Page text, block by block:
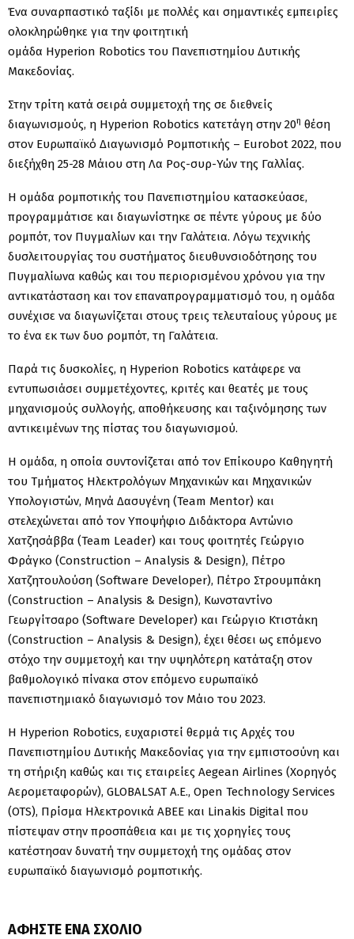
Ένα συναρπαστικό ταξίδι με πολλές και σημαντικές εμπειρίες
ολοκληρώθηκε για την φοιτητική
ομάδα Hyperion Robotics του Πανεπιστημίου Δυτικής
Μακεδονίας.
Στην τρίτη κατά σειρά συμμετοχή της σε διεθνείς
διαγωνισμούς, η Ηyperion Robotics κατετάγη στην 20η θέση
στον Ευρωπαϊκό Διαγωνισμό Ρομποτικής – Eurobot 2022, που
διεξήχθη 25-28 Μάιου στη Λα Ρος-συρ-Υών της Γαλλίας.
Η ομάδα ρομποτικής του Πανεπιστημίου κατασκεύασε,
προγραμμάτισε και διαγωνίστηκε σε πέντε γύρους με δύο
ρομπότ, τον Πυγμαλίων και την Γαλάτεια. Λόγω τεχνικής
δυσλειτουργίας του συστήματος διευθυνσιοδότησης του
Πυγμαλίωνα καθώς και του περιορισμένου χρόνου για την
αντικατάσταση και τον επαναπρογραμματισμό του, η ομάδα
συνέχισε να διαγωνίζεται στους τρεις τελευταίους γύρους με
το ένα εκ των δυο ρομπότ, τη Γαλάτεια.
Παρά τις δυσκολίες, η Hyperion Robotics κατάφερε να
εντυπωσιάσει συμμετέχοντες, κριτές και θεατές με τους
μηχανισμούς συλλογής, αποθήκευσης και ταξινόμησης των
αντικειμένων της πίστας του διαγωνισμού.
Η ομάδα, η οποία συντονίζεται από τον Επίκουρο Καθηγητή
του Τμήματος Ηλεκτρολόγων Μηχανικών και Μηχανικών
Υπολογιστών, Μηνά Δασυγένη (Team Mentor) και
στελεχώνεται από τον Υποψήφιο Διδάκτορα Αντώνιο
Χατζησάββα (Team Leader) και τους φοιτητές Γεώργιο
Φράγκο (Construction – Analysis & Design), Πέτρο
Χατζητουλούση (Software Developer), Πέτρο Στρουμπάκη
(Construction – Analysis & Design), Κωνσταντίνο
Γεωργίτσαρο (Software Developer) και Γεώργιο Κτιστάκη
(Construction – Analysis & Design), έχει θέσει ως επόμενο
στόχο την συμμετοχή και την υψηλότερη κατάταξη στον
βαθμολογικό πίνακα στον επόμενο ευρωπαϊκό
πανεπιστημιακό διαγωνισμό τον Μάιο του 2023.
Η Hyperion Robotics, ευχαριστεί θερμά τις Αρχές του
Πανεπιστημίου Δυτικής Μακεδονίας για την εμπιστοσύνη και
τη στήριξη καθώς και τις εταιρείες Aegean Airlines (Χορηγός
Αερομεταφορών), GLOBALSAT A.E., Open Technology Services
(OTS), Πρίσμα Ηλεκτρονικά ΑΒΕΕ και Linakis Digital που
πίστεψαν στην προσπάθεια και με τις χορηγίες τους
κατέστησαν δυνατή την συμμετοχή της ομάδας στον
ευρωπαϊκό διαγωνισμό ρομποτικής.
ΑΦΉΣΤΕ ΈΝΑ ΣΧΌΛΙΟ